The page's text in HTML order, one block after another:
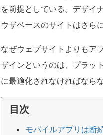
を前提としている。デザイ
ウザベースのサイトはさら
なぜウェブサイトよりもア
ザインというのは、プラッ
に最適化されなければなら
目次
モバイルアプリは断